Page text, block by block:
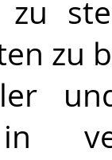
zu
zu